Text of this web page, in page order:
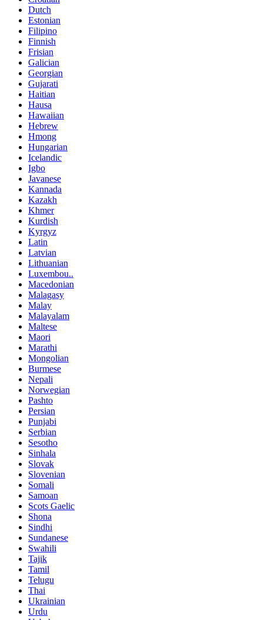
Dutch
Estonian
Filipino
Finnish
Frisian
Galician
Georgian
Gujarati
Haitian
Hausa
Hawaiian
Hebrew
Hmong
Hungarian
Icelandic
Igbo
Javanese
Kannada
Kazakh
Khmer
Kurdish
Kyrgyz
Latin
Latvian
Lithuanian
Luxembou..
Macedonian
Malagasy
Malay
Malayalam
Maltese
Maori
Marathi
Mongolian
Burmese
Nepali
Norwegian
Pashto
Persian
Punjabi
Serbian
Sesotho
Sinhala
Slovak
Slovenian
Somali
Samoan
Scots Gaelic
Shona
Sindhi
Sundanese
Swahili
Tajik
Tamil
Telugu
Thai
Ukrainian
Urdu